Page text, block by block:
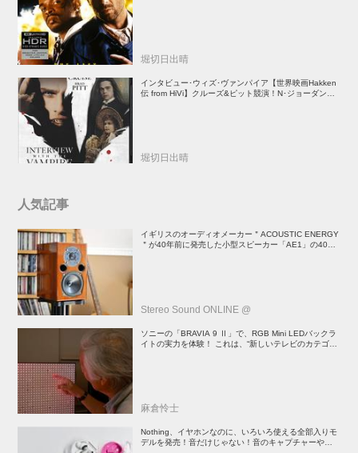
堀切日出晴
インタビュー･ウィズ･ヴァンパイア【世界映画Hakken
伝 from HiVi】クルーズ&ピット競演！N･ジョーダン監
堀切日出晴
人気記事
イギリスのオーディオメーカー＂ACOUSTIC ENERGY
＂が40年前に発売した小型スピーカー「AE1」の40周
Stereo Sound ONLINE @
ソニーの「BRAVIA 9 Ⅱ」で、RGB Mini LEDバックラ
イトの実力を体験！ これは、“新しいテレビのカテゴリ
麻倉怜士
Nothing、イヤホンなのに、いろいろ使える全部入りモ
デルを発売！音だけじゃない！音のキャプチャーや、会